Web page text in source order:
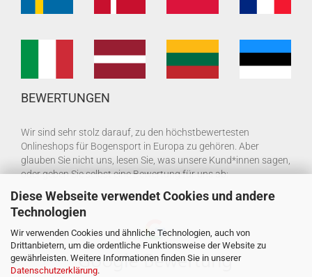
Diese Webseite verwendet Cookies und andere
Technologien
Wir verwenden Cookies und ähnliche Technologien, auch von
Drittanbietern, um die ordentliche Funktionsweise der Website zu
gewährleisten. Weitere Informationen finden Sie in unserer
Datenschutzerklärung.
BEWERTUNGEN
Wir sind sehr stolz darauf, zu den höchstbewertesten
Onlineshops für Bogensport in Europa zu gehören. Aber
glauben Sie nicht uns, lesen Sie, was unsere Kund*innen sagen,
oder geben Sie selbst eine Bewertung für uns ab: